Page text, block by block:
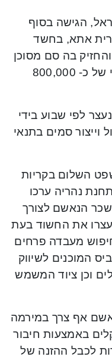
הגישה בסוף
אתא, בחשד
בה סם מסוכן
מסוג קנביס, המוכן לשיווק בשווי של כ- 800,000
לפי שבוע בידי
וייצור סמים בתנאי
השלום בקריות
2.6.20 בלשי תחנת נהריה ערכו
הנאשם לצורך
את החשוד בעת
מעבדה פרחים
המוכנים לשיווק
הינו כ-800,000 שקלים וכן ציוד המשמש
אף צרך במירמה
של כ-15,000 שקלים באמצעות חיבור
לכבל ההזנה של